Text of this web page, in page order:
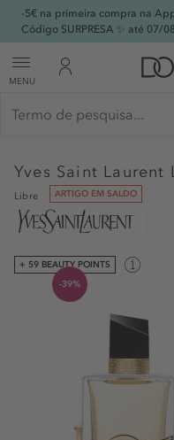
-5€ na primeira compra na
Código SURPRESA ✨ até 07/
MENU
Yves Saint Laurent
Libre ARTIGO EM SALDO
+ 59 BEAUTY POINTS
-39%